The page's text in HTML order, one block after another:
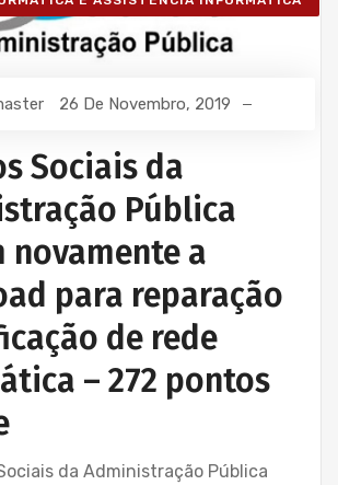
26 De Novembro, 2019
Sociais da
Pública
novamente a
para reparação
de rede
– 272 pontos
da Administração Pública